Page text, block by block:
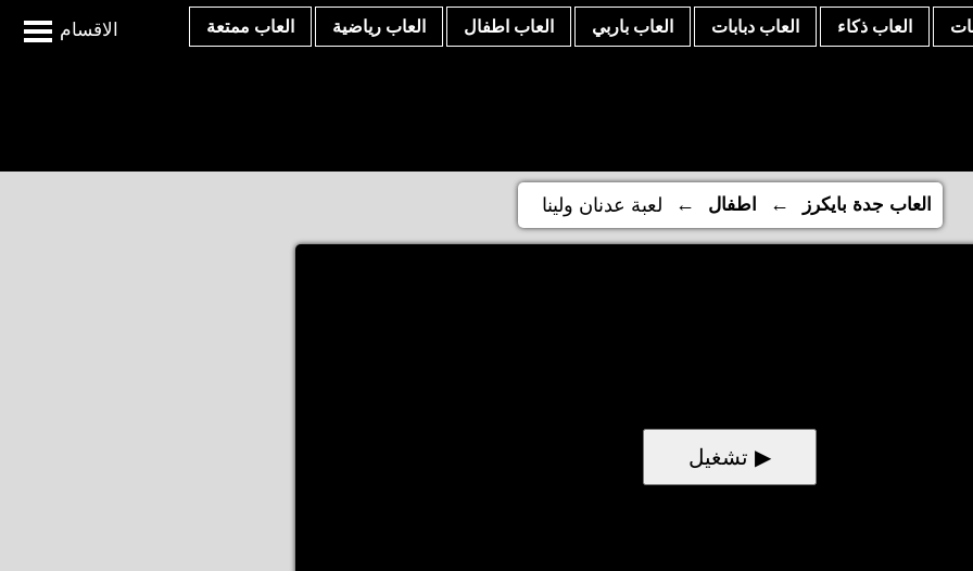
الاقسام العاب ذكاء العاب دبابات العاب باربي العاب اطفال العاب رياضية العاب ممتعة
العاب جدة بايكرز ← اطفال ← لعبة عدنان ولينا
▶ تشغيل